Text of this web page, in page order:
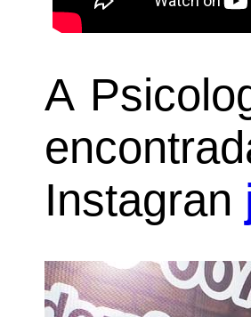
A
Instagran